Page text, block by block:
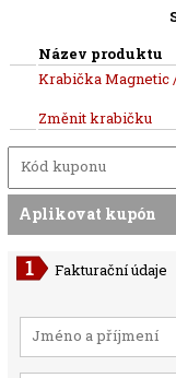
Název produktu
Krabička Magnetic
Změnit krabičku
Fakturační údaje